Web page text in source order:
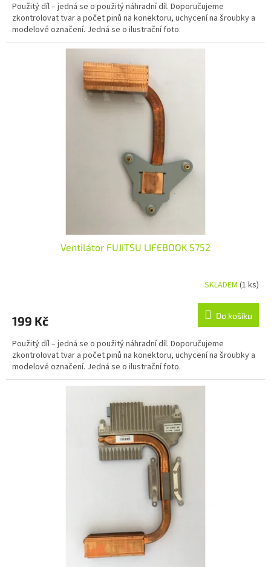
Použitý díl – jedná se o použitý náhradní díl. Doporučujeme
zkontrolovat tvar a počet pinů na konektoru, uchycení na šroubky a
modelové označení. Jedná se o ilustrační foto.
Ventilátor FUJITSU LIFEBOOK S752
SKLADEM (1 ks)
199 Kč Do košíku
Použitý díl – jedná se o použitý náhradní díl. Doporučujeme
zkontrolovat tvar a počet pinů na konektoru, uchycení na šroubky a
modelové označení. Jedná se o ilustrační foto.